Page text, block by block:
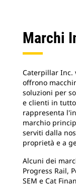
Marchi
Caterpillar Inc.
offrono
soluzioni per
e clienti in
rappresenta
marchio
serviti dalla
proprietà e a
Alcuni dei
Progress Rail,
SEM e Cat